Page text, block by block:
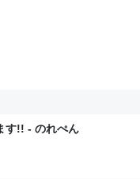
す!! - のれぺん